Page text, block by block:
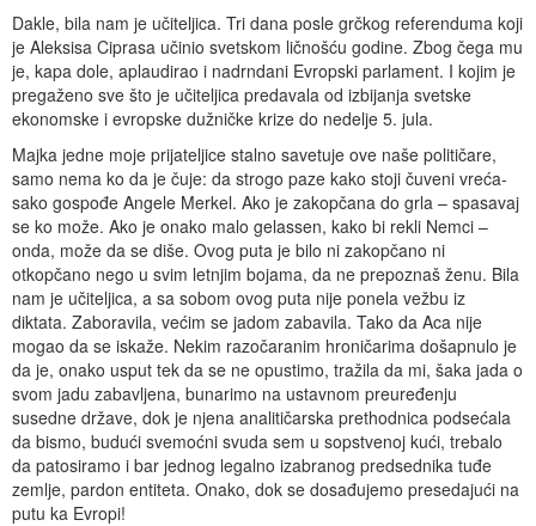
Dakle, bila nam je učiteljica. Tri dana posle grčkog referenduma koji
je Aleksisa Ciprasa učinio svetskom ličnošću godine. Zbog čega mu
je, kapa dole, aplaudirao i nadrndani Evropski parlament. I kojim je
pregaženo sve što je učiteljica predavala od izbijanja svetske
ekonomske i evropske dužničke krize do nedelje 5. jula.
Majka jedne moje prijateljice stalno savetuje ove naše političare,
samo nema ko da je čuje: da strogo paze kako stoji čuveni vreća-
sako gospođe Angele Merkel. Ako je zakopčana do grla – spasavaj
se ko može. Ako je onako malo gelassen, kako bi rekli Nemci –
onda, može da se diše. Ovog puta je bilo ni zakopčano ni
otkopčano nego u svim letnjim bojama, da ne prepoznaš ženu. Bila
nam je učiteljica, a sa sobom ovog puta nije ponela vežbu iz
diktata. Zaboravila, većim se jadom zabavila. Tako da Aca nije
mogao da se iskaže. Nekim razočaranim hroničarima došapnulo je
da je, onako usput tek da se ne opustimo, tražila da mi, šaka jada o
svom jadu zabavljena, bunarimo na ustavnom preuređenju
susedne države, dok je njena analitičarska prethodnica podsećala
da bismo, budući svemoćni svuda sem u sopstvenoj kući, trebalo
da patosiramo i bar jednog legalno izabranog predsednika tuđe
zemlje, pardon entiteta. Onako, dok se dosađujemo presedajući na
putu ka Evropi!